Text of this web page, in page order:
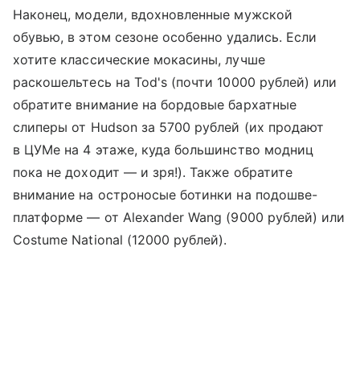
Наконец, модели, вдохновленные мужской
обувью, в этом сезоне особенно удались. Если
хотите классические мокасины, лучше
раскошельтесь на Tod's (почти 10000 рублей) или
обратите внимание на бордовые бархатные
слиперы от Hudson за 5700 рублей (их продают
в ЦУМе на 4 этаже, куда большинство модниц
пока не доходит — и зря!). Также обратите
внимание на остроносые ботинки на подошве-
платформе — от Alexander Wang (9000 рублей) или
Costume National (12000 рублей).